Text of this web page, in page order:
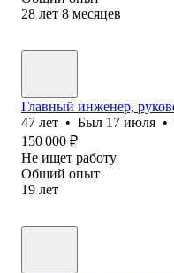
28 лет 8 месяцев
Главный инженер,
47 лет • Был 17 июля •
150 000 ₽
Не ищет работу
Общий опыт
19 лет